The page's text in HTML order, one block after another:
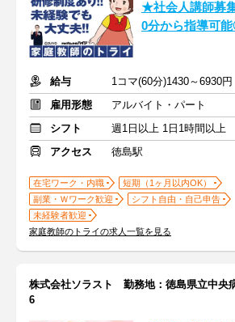
★社会人講師募
0分から指導可
給与
1コマ(60分)1430～6930円
雇用形態
アルバイト・パート
シフト
週1日以上 1日1時間以上
アクセス
徳島駅
在宅ワーク・内職
短期（1ヶ月以内OK）
副業・Ｗワーク歓迎
シフト自由・自己申告
未経験者歓迎
家庭教師のトライの求人一覧を見る
株式会社ソラスト 勤務地：徳島県立中央
6